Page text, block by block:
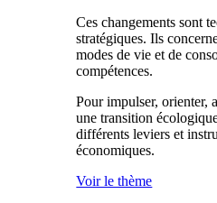
Ces changements sont
stratégiques. Ils
modes de vie et de
compétences.
Pour impulser, orienter,
une transition
différents leviers et
économiques.
Voir le thème